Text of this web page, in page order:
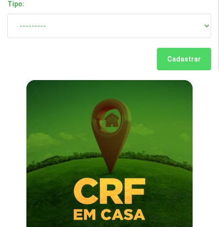
Tipo:
Cadastrar